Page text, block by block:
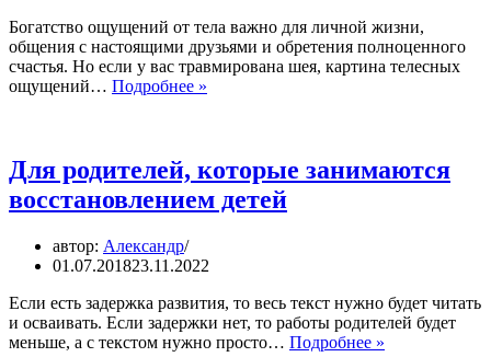
Богатство ощущений от тела важно для личной жизни,
общения с настоящими друзьями и обретения полноценного
счастья. Но если у вас травмирована шея, картина телесных
ощущений… Подробнее »
Для родителей, которые занимаются
восстановлением детей
автор: Александр
01.07.201823.11.2022
Если есть задержка развития, то весь текст нужно будет читать
и осваивать. Если задержки нет, то работы родителей будет
меньше, а с текстом нужно просто… Подробнее »